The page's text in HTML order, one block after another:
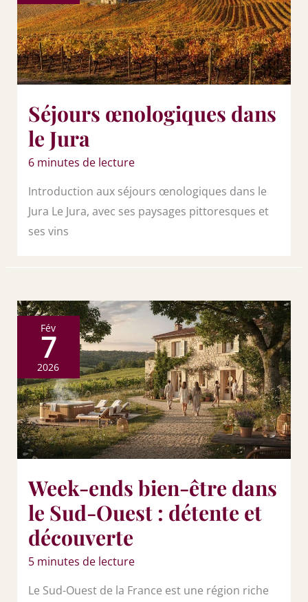
Séjours œnologiques dans
le Jura
6 minutes de lecture
Introduction aux séjours œnologiques dans le
Jura Le Jura, avec ses paysages pittoresques et
ses vins
Fév
7
2026
Week-ends bien-être dans
le Sud-Ouest : détente et
découverte
5 minutes de lecture
Le Sud-Ouest de la France est une région riche